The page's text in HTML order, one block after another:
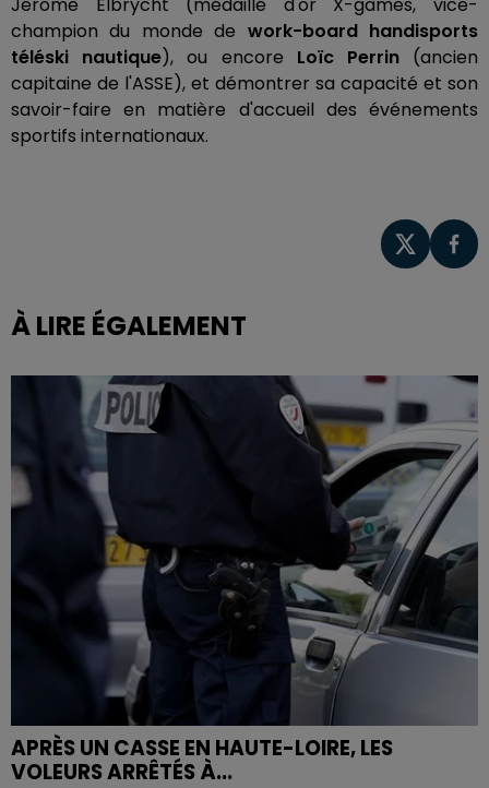
Jérôme Elbrycht (médaillé d'or X-games, vice-
champion du monde de work-board handisports
téléski nautique), ou encore Loïc Perrin(ancien
capitaine de l'ASSE), et démontrer sa capacité et son
savoir-faire en matière d'accueil des événements
sportifs internationaux.
À LIRE ÉGALEMENT
APRÈS UN CASSE EN HAUTE-LOIRE, LES
VOLEURS ARRÊTÉS À...